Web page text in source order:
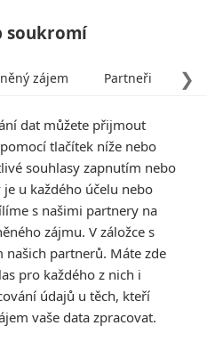
VIDEA (0)
Smrtonosná rouška:
Bruce Willis si v
obchodě nenasadil
soukromí
❯
zájem Partneři
dat můžete přijmout
tlačítek níže nebo
souhlasy zapnutím nebo
u každého účelu nebo
s našimi partnery na
zájmu. V záložce s
našich partnerů. Máte zde
pro každého z nich i
údajů u těch, kteří
vaše data zpracovat.